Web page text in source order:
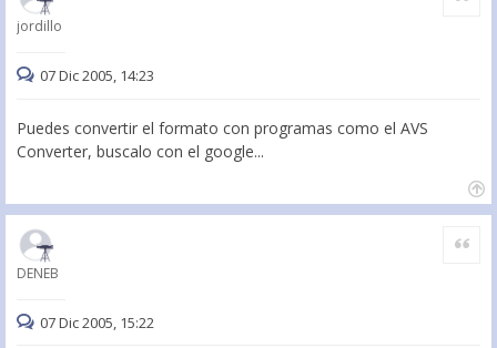
jordillo
07 Dic 2005, 14:23
Puedes convertir el formato con programas como el AVS
Converter, buscalo con el google...
DENEB
Citar
07 Dic 2005, 15:22